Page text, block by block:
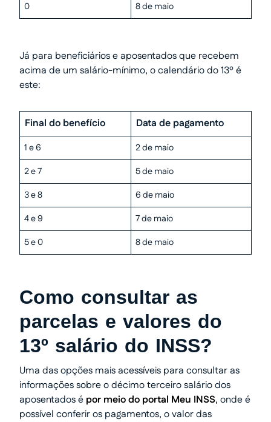
0
8 de maio
Já para beneficiários e aposentados que recebem
acima de um salário-mínimo, o calendário do 13º é
este:
Final do benefício Data de pagamento
1 e 6
2 de maio
2 e 7
5 de maio
3 e 8
6 de maio
4 e 9
7 de maio
5 e 0
8 de maio
Como consultar as
parcelas e valores do
13º salário do INSS?
Uma das opções mais acessíveis para consultar as
informações sobre o décimo terceiro salário dos
aposentados é por meio do portal Meu INSS, onde é
possível conferir os pagamentos, o valor das